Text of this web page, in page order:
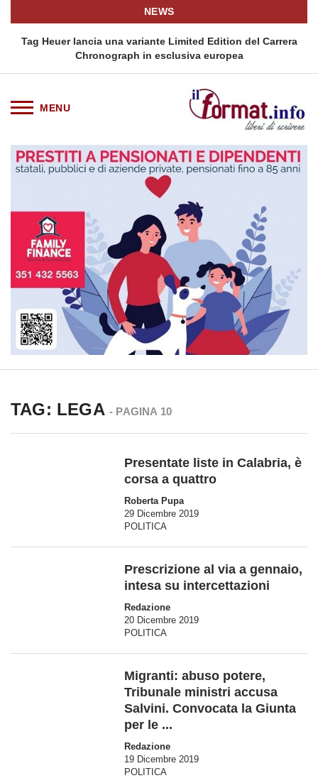
NEWS
Tag Heuer lancia una variante Limited Edition del Carrera
Chronograph in esclusiva europea
TAG: LEGA - PAGINA 10
Presentate liste in Calabria, è
corsa a quattro
Roberta Pupa
29 Dicembre 2019
POLITICA
Prescrizione al via a gennaio,
intesa su intercettazioni
Redazione
20 Dicembre 2019
POLITICA
Migranti: abuso potere,
Tribunale ministri accusa
Salvini. Convocata la Giunta
per le ...
Redazione
19 Dicembre 2019
POLITICA